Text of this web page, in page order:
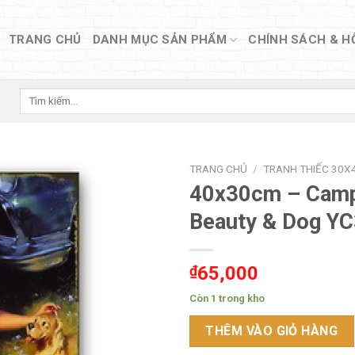
TRANG CHỦ DANH MỤC SẢN PHẨM CHÍNH SÁCH &
Tìm
TRANG CHỦ / TRANH THIẾC
40x30cm –
Beauty & Dog
₫65,000
Còn 1 trong kho
THÊM VÀO GIỎ HÀNG